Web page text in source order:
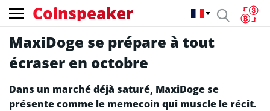
Coinspeaker
MaxiDoge se prépare à tout
écraser en octobre
Dans un marché déjà saturé, MaxiDoge se
présente comme le memecoin qui muscle le récit.